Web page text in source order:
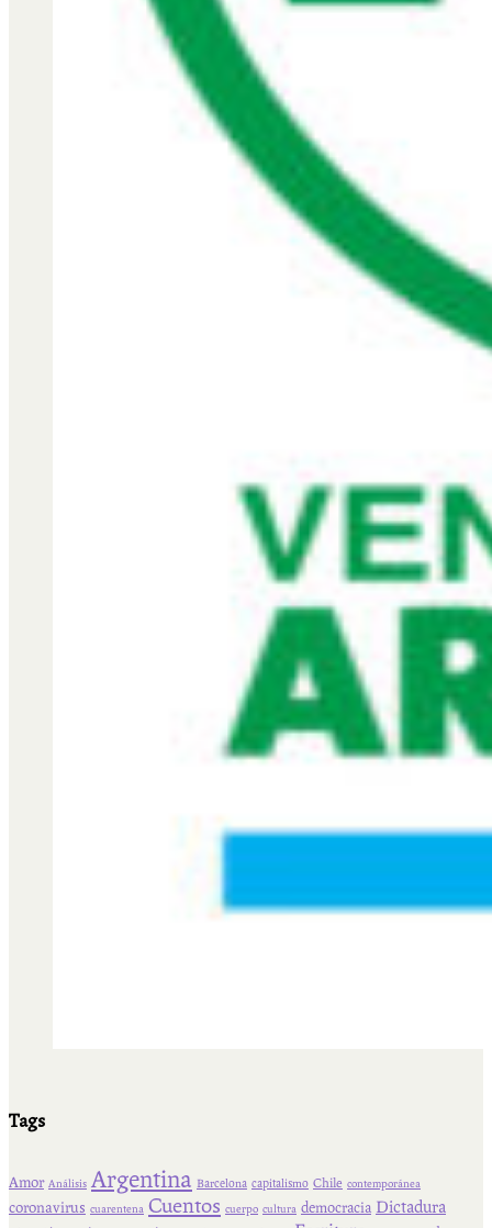
Tags
Amor Análisis Argentina Barcelona capitalismo Chile contemporánea
coronavirus cuarentena Cuentos cuerpo cultura democracia Dictadura